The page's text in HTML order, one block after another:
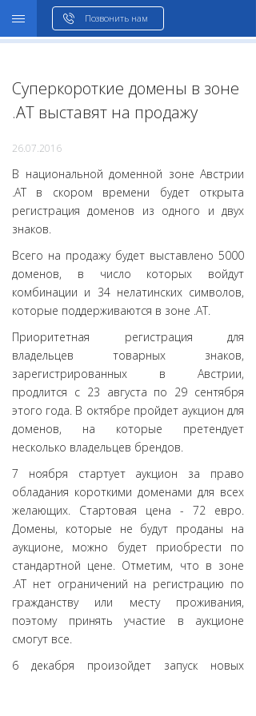
Позвонить нам
Суперкороткие домены в зоне
.АТ выставят на продажу
26.07.2016
В национальной доменной зоне Австрии
.AT в скором времени будет открыта
регистрация доменов из одного и двух
знаков.
Всего на продажу будет выставлено 5000
доменов, в число которых войдут
комбинации и 34 нелатинских символов,
которые поддерживаются в зоне .АТ.
Приоритетная регистрация для
владельцев товарных знаков,
зарегистрированных в Австрии,
продлится с 23 августа по 29 сентября
этого года. В октябре пройдет аукцион для
доменов, на которые претендует
несколько владельцев брендов.
7 ноября стартует аукцион за право
обладания короткими доменами для всех
желающих. Стартовая цена - 72 евро.
Домены, которые не будут проданы на
аукционе, можно будет приобрести по
стандартной цене. Отметим, что в зоне
.АТ нет ограничений на регистрацию по
гражданству или месту проживания,
поэтому принять участие в аукционе
смогут все.
6 декабря произойдет запуск новых